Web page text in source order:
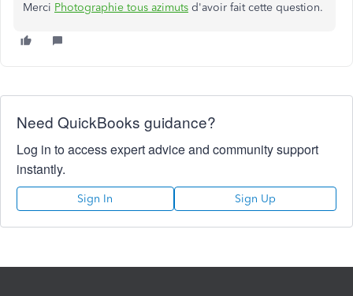
Merci Photographie tous azimuts d'avoir fait cette question.
Need QuickBooks guidance?
Log in to access expert advice and community support
instantly.
Sign In Sign Up